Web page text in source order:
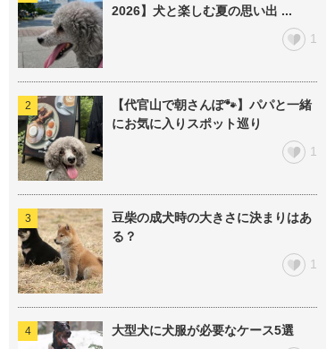
2026】犬と楽しむ夏の思い出 ...
1
【代官山で朝さんぽ🐾】パパと一緒
にお気に入りスポット巡り
1
豆柴の成犬時の大きさに決まりはあ
る？
1
大型犬に犬服が必要なケース5選